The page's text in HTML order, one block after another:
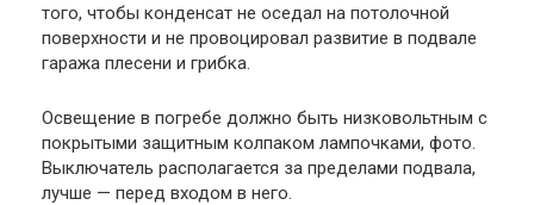
того, чтобы конденсат не оседал на потолочной
поверхности и не провоцировал развитие в подвале
гаража плесени и грибка.
Освещение в погребе должно быть низковольтным с
покрытыми защитным колпаком лампочками, фото.
Выключатель располагается за пределами подвала,
лучше — перед входом в него.